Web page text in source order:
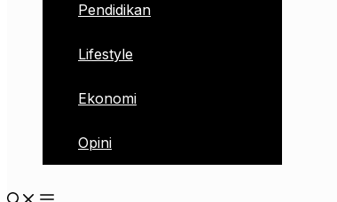
Pendidikan
Lifestyle
Ekonomi
Opini